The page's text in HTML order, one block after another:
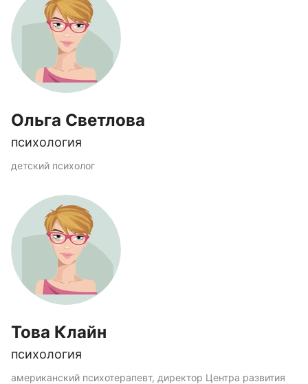
Ольга Светлова
психология
детский психолог
Това Клайн
психология
американский психотерапевт, директор Центра развития